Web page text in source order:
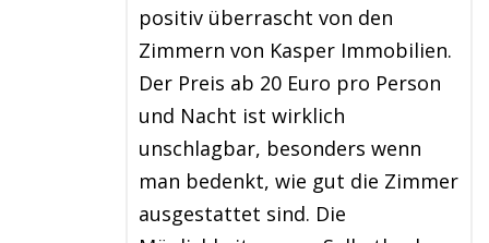
positiv überrascht von den
Zimmern von Kasper Immobilien.
Der Preis ab 20 Euro pro Person
und Nacht ist wirklich
unschlagbar, besonders wenn
man bedenkt, wie gut die Zimmer
ausgestattet sind. Die